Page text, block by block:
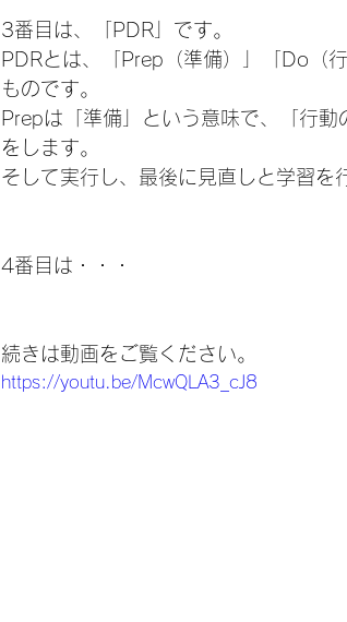
3番目は、「PDR」です。
PDRとは、「Prep（準備）」「Do（
ものです。
Prepは「準備」という意味で、「行
をします。
そして実行し、最後に見直しと学習を
4番目は・・・
続きは動画をご覧ください。
https://youtu.be/McwQLA3_cJ8